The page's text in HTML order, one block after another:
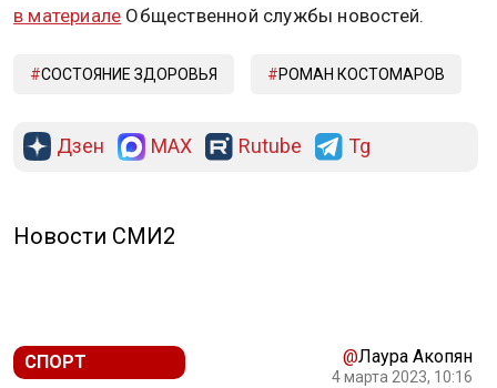
в материале Общественной службы новостей.
СОСТОЯНИЕ ЗДОРОВЬЯ РОМАН КОСТОМАРОВ
Дзен MAX Rutube Tg
Новости СМИ2
СПОРТ @Лаура Акопян
4 марта 2023, 10:16